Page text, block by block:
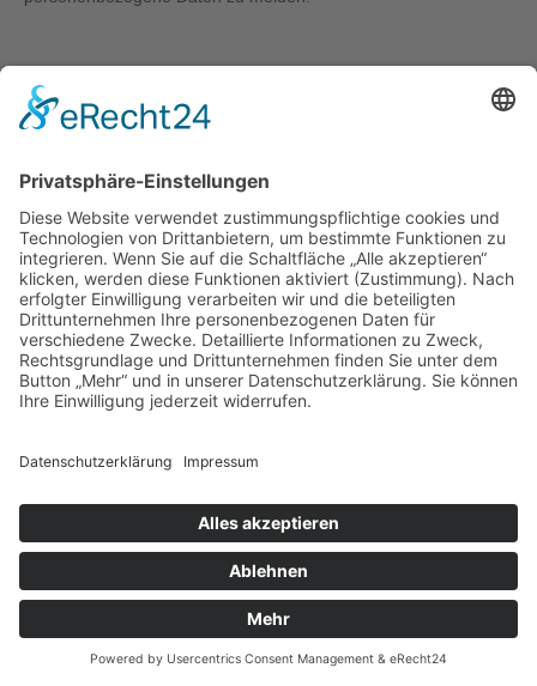
§ 23 Rechnungsprüfung
Geschäftsjahres von zwei Rechnungsprüfern, die hierfür die
sind die erforderlichen Auskünfte zu erteilen und die
vorhandenen Unterlagen der Kassen- und Rechnungsprüfung
vorzulegen.
(2) Die Rechnungsprüfer haben das Recht, jederzeit Buch- und
Kassenprüfungen vorzunehmen.
(1) Die Mitgliederversammlung ist für die Auflösung des
Verbandes beschlussfähig, wenn mindestens die Hälfte der
Tierschutzvereine vertreten sind. Auf die Zahl der vertretenen
Stimmen kommt es dabei nicht an. Ist die Versammlung nicht
beschlussfähig, so kann innerhalb von vier Monaten die
Einberufung einer zweiten Versammlung erfolgen. Diese kann
die Auflösung des Verbandes ohne Rücksicht auf die Zahl der